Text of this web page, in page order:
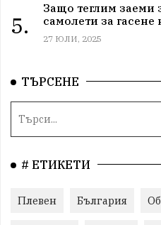
5.
Защо теглим заеми
самолети за
27 ЮЛИ, 2025
ТЪРСЕНЕ
# ЕТИКЕТИ
Плевен България